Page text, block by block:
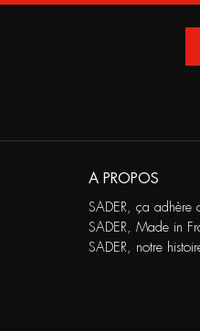
A PROPOS
SADER, ça adhère
SADER, Made in
SADER, notre